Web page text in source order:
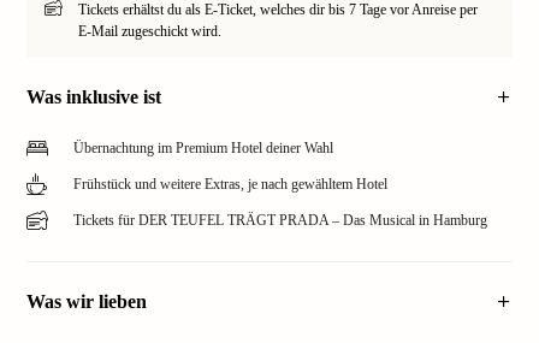
Tickets erhältst du als E-Ticket, welches dir bis 7 Tage vor Anreise per
E-Mail zugeschickt wird.
Was inklusive ist
Übernachtung im Premium Hotel deiner Wahl
Frühstück und weitere Extras, je nach gewähltem Hotel
Tickets für DER TEUFEL TRÄGT PRADA – Das Musical in Hamburg
Was wir lieben